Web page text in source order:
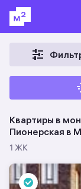
Квартиры в
Пионерская в
1 ЖК